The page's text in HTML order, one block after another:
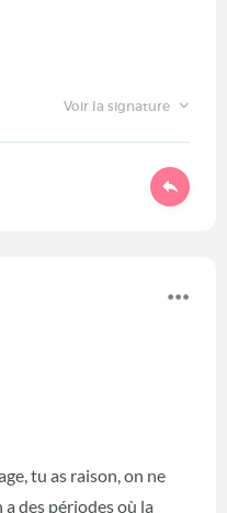
Voir la signature
tu as raison, on ne
des périodes où la